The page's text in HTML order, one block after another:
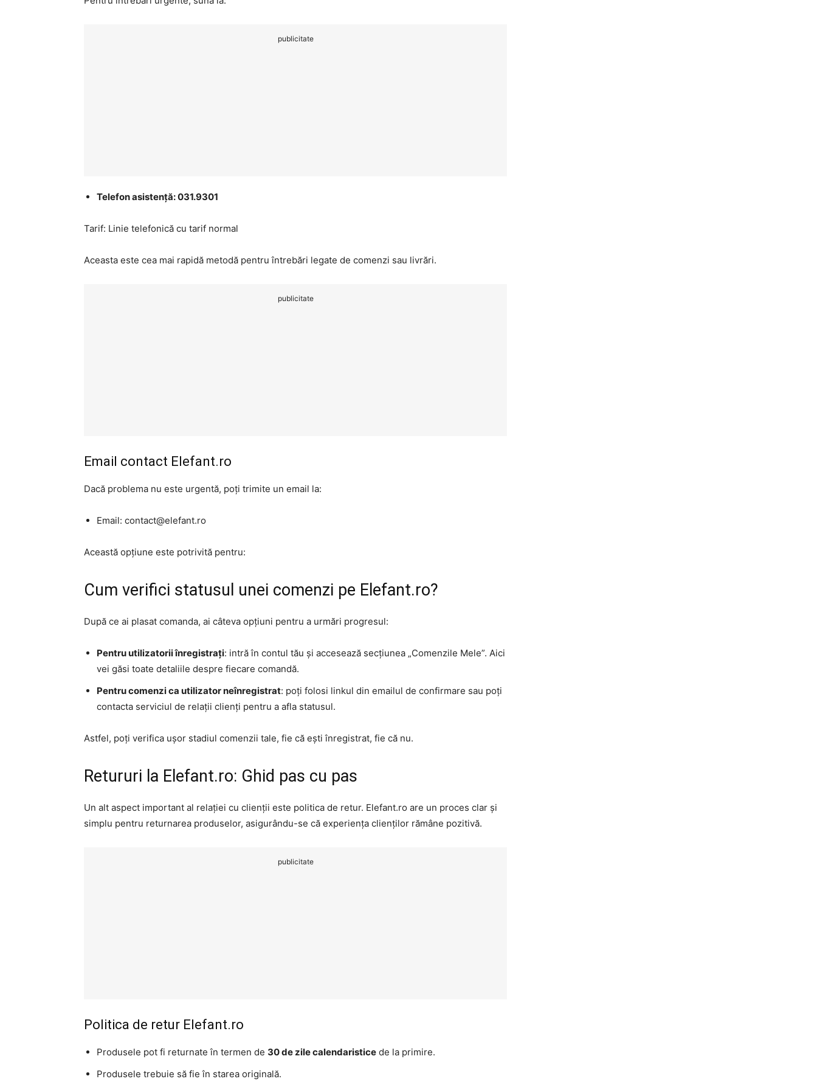
publicitate
Telefon asistență: 031.9301
Tarif: Linie telefonică cu tarif normal
Aceasta este cea mai rapidă metodă pentru întrebări legate de comenzi sau livrări.
publicitate
Email contact Elefant.ro
Dacă problema nu este urgentă, poți trimite un email la:
Email: contact@elefant.ro
Această opțiune este potrivită pentru:
Cum verifici statusul unei comenzi pe Elefant.ro?
După ce ai plasat comanda, ai câteva opțiuni pentru a urmări progresul:
Pentru utilizatorii înregistrați: intră în contul tău și accesează secțiunea „Comenzile Mele”. Aici
vei găsi toate detaliile despre fiecare comandă.
Pentru comenzi ca utilizator neînregistrat: poți folosi linkul din emailul de confirmare sau poți
contacta serviciul de relații clienți pentru a afla statusul.
Astfel, poți verifica ușor stadiul comenzii tale, fie că ești înregistrat, fie că nu.
Retururi la Elefant.ro: Ghid pas cu pas
Un alt aspect important al relației cu clienții este politica de retur. Elefant.ro are un proces clar și
simplu pentru returnarea produselor, asigurându-se că experiența clienților rămâne pozitivă.
publicitate
Politica de retur Elefant.ro
Produsele pot fi returnate în termen de 30 de zile calendaristice de la primire.
Produsele trebuie să fie în starea originală.